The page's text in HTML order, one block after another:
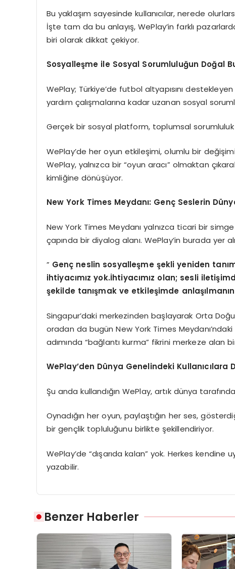
Bu yaklaşım sayesinde kullanıcılar, nerede
İşte tam da bu anlayış, WePlay’in farklı
biri olarak dikkat çekiyor.
Sosyalleşme ile Sosyal Sorumluluğun Doğal
WePlay; Türkiye’de futbol altyapısını
yardım çalışmalarına kadar uzanan sosyal
Gerçek bir sosyal platform, toplumsal
WePlay’de her oyun etkileşimi, olumlu bir
WePlay, yalnızca bir “oyun aracı” olmaktan
kimliğine dönüşüyor.
New York Times Meydanı: Genç Seslerin
New York Times Meydanı yalnızca ticari bir
çapında bir diyalog alanı. WePlay’in burada yer
” Genç neslin sosyalleşme şekli yeniden
ihtiyacımız yok.İhtiyacımız olan; sesli
şekilde tanışmak ve etkileşimde anlaşılmanın
Singapur’daki merkezinden başlayarak Orta
oradan da bugün New York Times
adımında “bağlantı kurma” fikrini merkeze alan
WePlay’den Dünya Genelindeki Kullanıcılara
Şu anda kullandığın WePlay, artık dünya
Oynadığın her oyun, paylaştığın her ses,
bir gençlik topluluğunu birlikte şekillendiriyor.
WePlay’de “dışarıda kalan” yok. Herkes
yazabilir.
Benzer Haberler